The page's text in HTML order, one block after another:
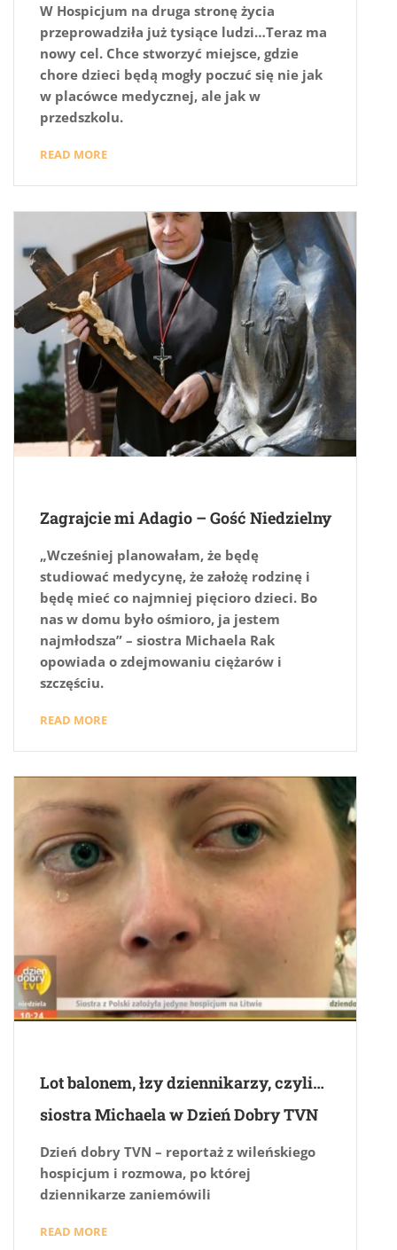
W Hospicjum na druga stronę życia
przeprowadziła już tysiące ludzi…Teraz ma
nowy cel. Chce stworzyć miejsce, gdzie
chore dzieci będą mogły poczuć się nie jak
w placówce medycznej, ale jak w
przedszkolu.
READ MORE
Zagrajcie mi Adagio – Gość Niedzielny
„Wcześniej planowałam, że będę
studiować medycynę, że założę rodzinę i
będę mieć co najmniej pięcioro dzieci. Bo
nas w domu było ośmioro, ja jestem
najmłodsza” – siostra Michaela Rak
opowiada o zdejmowaniu ciężarów i
szczęściu.
READ MORE
Lot balonem, łzy dziennikarzy, czyli…
siostra Michaela w Dzień Dobry TVN
Dzień dobry TVN – reportaż z wileńskiego
hospicjum i rozmowa, po której
dziennikarze zaniemówili
READ MORE